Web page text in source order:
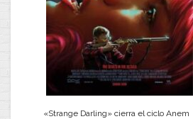
«Strange Darling» cierra el ciclo Anem